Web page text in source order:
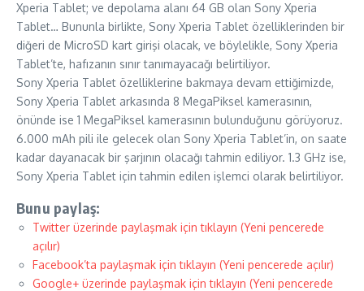
Xperia Tablet; ve depolama alanı 64 GB olan Sony Xperia
Tablet… Bununla birlikte, Sony Xperia Tablet özelliklerinden bir
diğeri de MicroSD kart girişi olacak, ve böylelikle, Sony Xperia
Tablet’te, hafızanın sınır tanımayacağı belirtiliyor.
Sony Xperia Tablet özelliklerine bakmaya devam ettiğimizde,
Sony Xperia Tablet arkasında 8 MegaPiksel kamerasının,
önünde ise 1 MegaPiksel kamerasının bulunduğunu görüyoruz.
6.000 mAh pili ile gelecek olan Sony Xperia Tablet’in, on saate
kadar dayanacak bir şarjının olacağı tahmin ediliyor. 1.3 GHz ise,
Sony Xperia Tablet için tahmin edilen işlemci olarak belirtiliyor.
Bunu paylaş:
Twitter üzerinde paylaşmak için tıklayın (Yeni pencerede
açılır)
Facebook’ta paylaşmak için tıklayın (Yeni pencerede açılır)
Google+ üzerinde paylaşmak için tıklayın (Yeni pencerede